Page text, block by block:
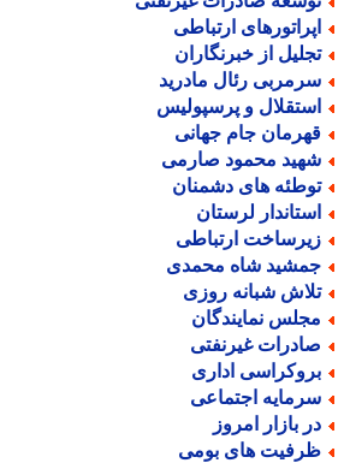
ارتباطی
از خبرنگاران
رئال مادرید
و پرسپولیس
جام جهانی
محمود صارمی
های دشمنان
لرستان
ارتباطی
شاه محمدی
شبانه روزی
نمایندگان
غیرنفتی
اداری
اجتماعی
بازار امروز
های بومی